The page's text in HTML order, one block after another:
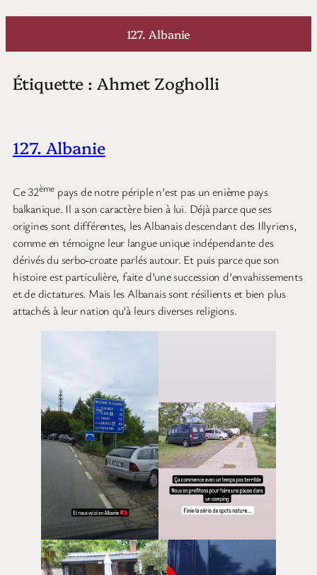
Aller
127. Albanie
Étiquette : Ahmet Zogholli
127. Albanie
Ce 32ème pays de notre périple n’est pas un enième pays
balkanique. Il a son caractère bien à lui. Déjà parce que ses
origines sont différentes, les Albanais descendant des Illyriens,
comme en témoigne leur langue unique indépendante des
dérivés du serbo-croate parlés autour. Et puis parce que son
histoire est particulière, faite d’une succession d’envahissements
et de dictatures. Mais les Albanais sont résilients et bien plus
attachés à leur nation qu’à leurs diverses religions.